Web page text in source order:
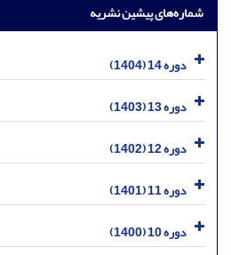
شماره‌های پیشین نشریه
دوره 14 (1404)
دوره 13 (1403)
دوره 12 (1402)
دوره 11 (1401)
دوره 10 (1400)